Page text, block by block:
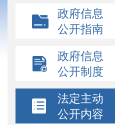
政府信息
公开指南
政府信息
公开制度
法定主动
公开内容